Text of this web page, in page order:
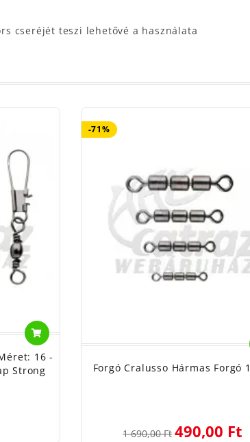
cseréjét teszi lehetővé a használata
16 -
Strong
-71%
Forgó Cralusso Hármas Forgó
1 690,00 Ft 490,00 Ft